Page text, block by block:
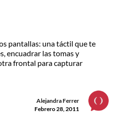
pantallas: una táctil que te
encuadrar las tomas y
frontal para capturar
Alejandra Ferrer
Febrero 28, 2011